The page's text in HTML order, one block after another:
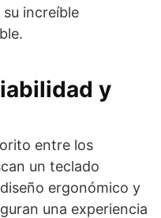
increíble
y
entre los
un teclado
ergonómico y
una experiencia